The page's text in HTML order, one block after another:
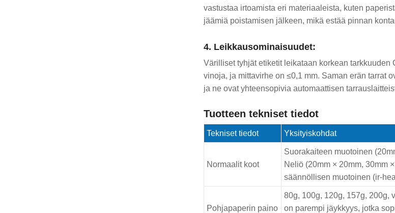
vastustaa irtoamista eri materiaaleista, kuten
jäämiä poistamisen jälkeen, mikä estää pinnan
4. Leikkausominaisuudet:
Värilliset tyhjät etiketit leikataan korkean
vinoja, ja mittavirhe on ≤0,1 mm. Saman erän tarrat
ja ne ovat yhteensopivia automaattisen
Tuotteen tekniset tiedot
Tekniset tiedot Yksityiskohdat
Normaalit koot
Suorakaiteen muotoinen
Neliö (20mm × 20mm, 30mm
säännöllisen muotoinen (ir-
Pohjapaperin paino
80g, 100g, 120g, 157g, 200g,
on parempi jäykkyys, jotka